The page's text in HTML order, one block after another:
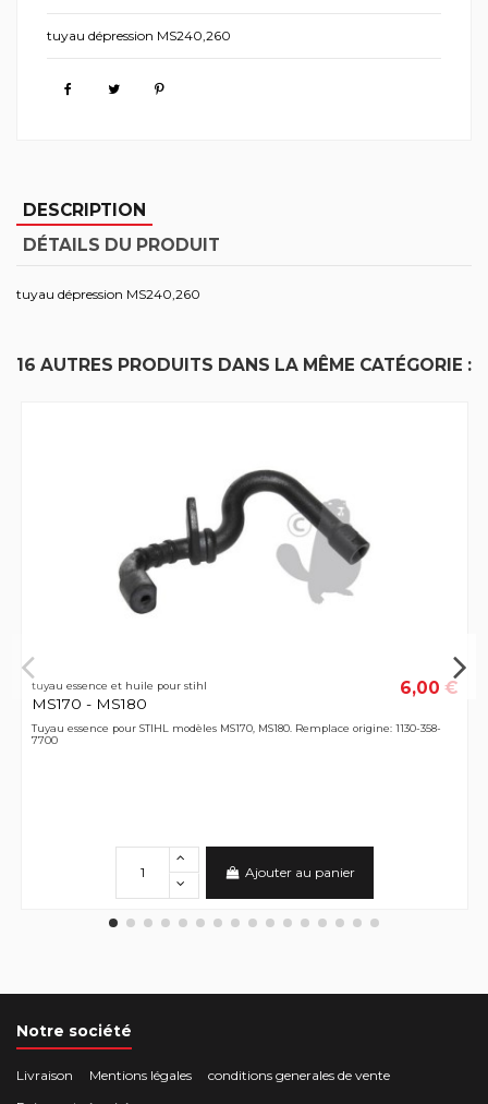
tuyau dépression MS240,260
DESCRIPTION
DÉTAILS DU PRODUIT
tuyau dépression MS240,260
16 AUTRES PRODUITS DANS LA MÊME CATÉGORIE :
tuyau essence et huile pour stihl
MS170 - MS180
6,00 €
Tuyau essence pour STIHL modèles MS170, MS180. Remplace origine: 1130-358-
7700
Ajouter au panier
Notre société
Livraison Mentions légales
conditions generales de vente